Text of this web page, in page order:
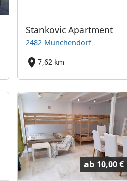
Stankovic Apartment
2482 Münchendorf
7,62 km
ab 10,00 €